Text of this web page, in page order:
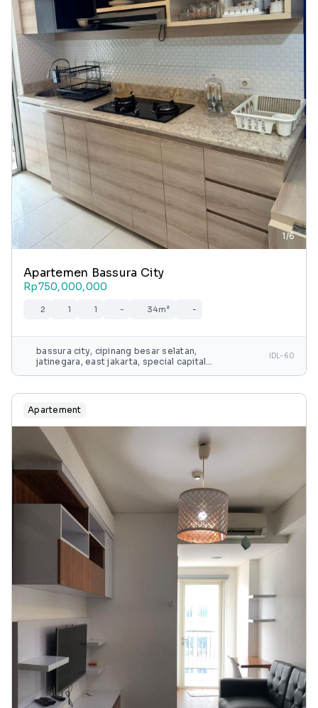
1/6
Apartemen Bassura City
Rp750,000,000
2 1 1 - 34m² -
bassura city, cipinang besar selatan,
jatinegara, east jakarta, special capital
IDL-60
Apartement